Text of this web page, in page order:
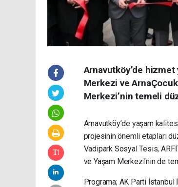
Arnavutköy’de
Merkezi ve
Merkezi’nin temeli
Arnavutköy’de yaşam
projesinin önemli etapları
Vadipark Sosyal Tesis,
ve Yaşam Merkezi’nin de
Programa; AK Parti İstanbul